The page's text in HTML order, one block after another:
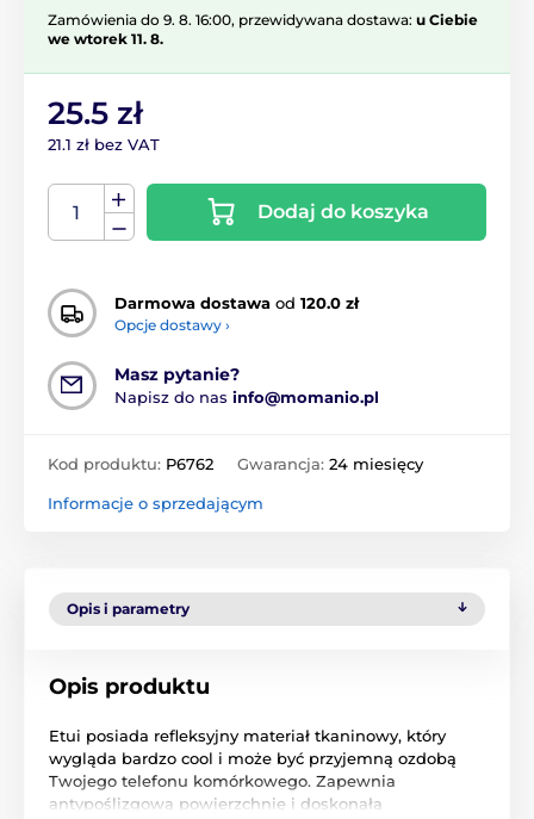
Zamówienia do 9. 8. 16:00, przewidywana dostawa: u Ciebie
we wtorek 11. 8.
25.5 zł
21.1 zł bez VAT
Dodaj do koszyka
Darmowa dostawa od 120.0 zł
Opcje dostawy ›
Masz pytanie?
Napisz do nas info@momanio.pl
Kod produktu: P6762 Gwarancja: 24 miesięcy
Informacje o sprzedającym
Opis i parametry
Opis produktu
Etui posiada refleksyjny materiał tkaninowy, który
wygląda bardzo cool i może być przyjemną ozdobą
Twojego telefonu komórkowego. Zapewnia
antypoślizgową powierzchnię i doskonałą